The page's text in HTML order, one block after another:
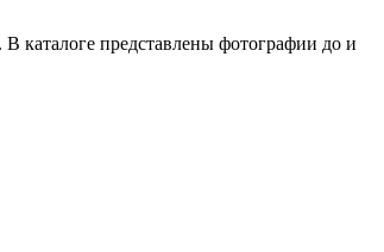
каталоге представлены фотографии до и